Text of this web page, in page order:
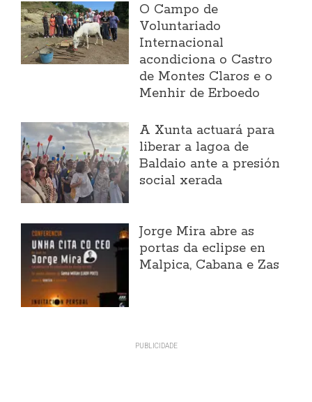
O Campo de
Voluntariado
Internacional
acondiciona o Castro
de Montes Claros e o
Menhir de Erboedo
A Xunta actuará para
liberar a lagoa de
Baldaio ante a presión
social xerada
Jorge Mira abre as
portas da eclipse en
Malpica, Cabana e Zas